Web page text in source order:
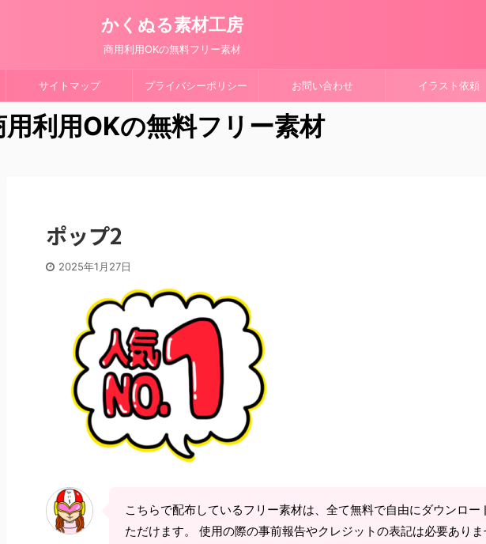
かくぬる素材工房
商用利用OKの無料フリー素材
サイトマップ プライバシーポリシー お問い合わせ イラスト依頼
利用OKの無料フリー素材
ポップ2
2025年1月27日
こちらで配布しているフリー素材は、全て無料で自由にダウンロー
ただけます。 使用の際の事前報告やクレジットの表記は必要ありま